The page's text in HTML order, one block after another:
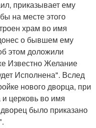
приказывает ему
на месте этого
храм во имя
о бывшем ему
этом доложили
Известно Желание
Исполнена". Вслед
нового дворца, при
церковь во имя
было приказано